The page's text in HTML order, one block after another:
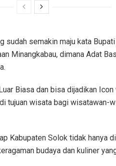
sudah semakin maju kata
Minangkabau, dimana Adat
Biasa dan bisa dijadikan
tujuan wisata bagi wisatawan-
Kabupaten Solok tidak hanya
budaya dan kuliner